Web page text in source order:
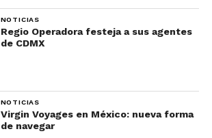
NOTICIAS
Regio Operadora festeja a sus agentes
de CDMX
NOTICIAS
Virgin Voyages en México: nueva forma
de navegar